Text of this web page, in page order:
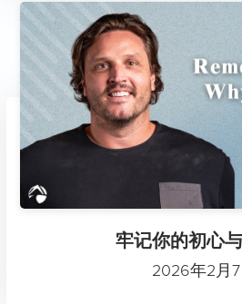
牢记你的初心
2026年2月